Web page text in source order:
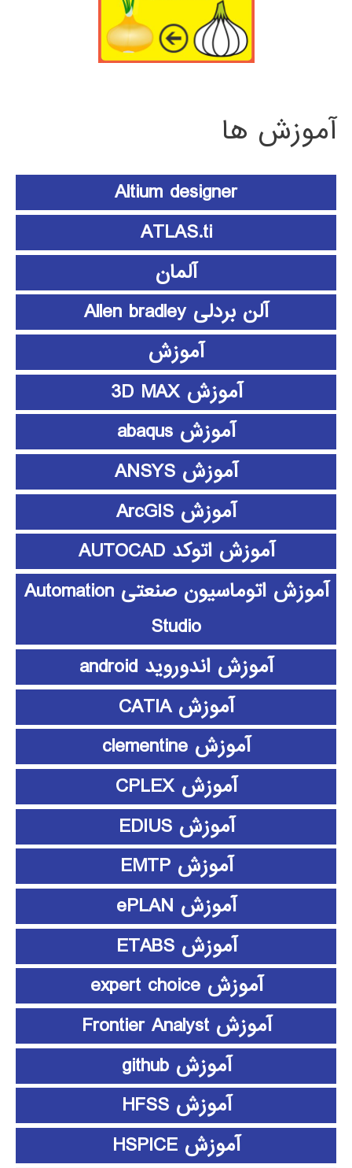
آموزش ها
Altium designer
ATLAS.ti
آلمان
آلن بردلی Allen bradley
آموزش
آموزش 3D MAX
آموزش abaqus
آموزش ANSYS
آموزش ArcGIS
آموزش اتوکد AUTOCAD
آموزش اتوماسیون صنعتی Automation
Studio
آموزش اندوروید android
آموزش CATIA
آموزش clementine
آموزش CPLEX
آموزش EDIUS
آموزش EMTP
آموزش ePLAN
آموزش ETABS
آموزش expert choice
آموزش Frontier Analyst
آموزش github
آموزش HFSS
آموزش HSPICE